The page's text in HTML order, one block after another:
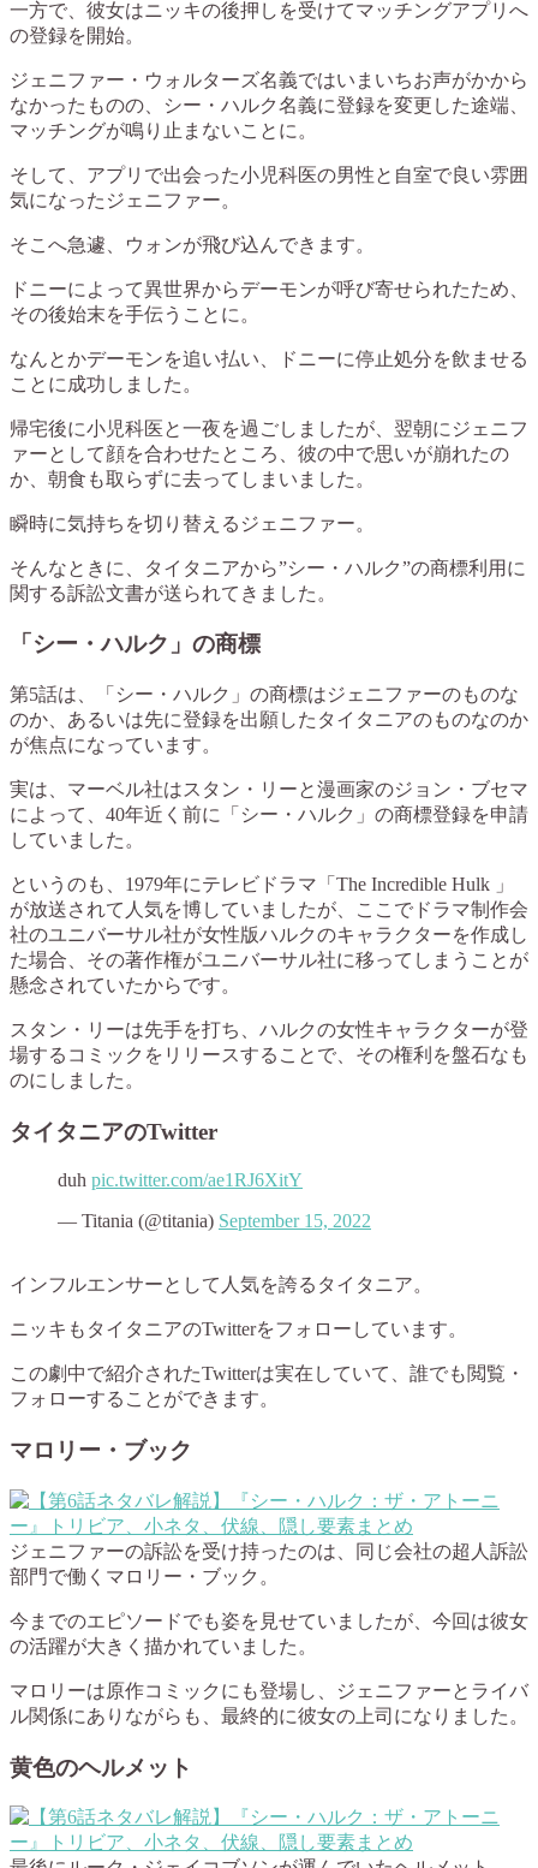
一方で、彼女はニッキの後押しを受けてマッチングアプリへ
の登録を開始。
ジェニファー・ウォルターズ名義ではいまいちお声がかから
なかったものの、シー・ハルク名義に登録を変更した途端、
マッチングが鳴り止まないことに。
そして、アプリで出会った小児科医の男性と自室で良い雰囲
気になったジェニファー。
そこへ急遽、ウォンが飛び込んできます。
ドニーによって異世界からデーモンが呼び寄せられたため、
その後始末を手伝うことに。
なんとかデーモンを追い払い、ドニーに停止処分を飲ませる
ことに成功しました。
帰宅後に小児科医と一夜を過ごしましたが、翌朝にジェニフ
ァーとして顔を合わせたところ、彼の中で思いが崩れたの
か、朝食も取らずに去ってしまいました。
瞬時に気持ちを切り替えるジェニファー。
そんなときに、タイタニアから”シー・ハルク”の商標利用に
関する訴訟文書が送られてきました。
「シー・ハルク」の商標
第5話は、「シー・ハルク」の商標はジェニファーのものな
のか、あるいは先に登録を出願したタイタニアのものなのか
が焦点になっています。
実は、マーベル社はスタン・リーと漫画家のジョン・ブセマ
によって、40年近く前に「シー・ハルク」の商標登録を申請
していました。
というのも、1979年にテレビドラマ「The Incredible Hulk 」
が放送されて人気を博していましたが、ここでドラマ制作会
社のユニバーサル社が女性版ハルクのキャラクターを作成し
た場合、その著作権がユニバーサル社に移ってしまうことが
懸念されていたからです。
スタン・リーは先手を打ち、ハルクの女性キャラクターが登
場するコミックをリリースすることで、その権利を盤石なも
のにしました。
タイタニアのTwitter
duh pic.twitter.com/ae1RJ6XitY
— Titania (@titania) September 15, 2022
インフルエンサーとして人気を誇るタイタニア。
ニッキもタイタニアのTwitterをフォローしています。
この劇中で紹介されたTwitterは実在していて、誰でも閲覧・
フォローすることができます。
マロリー・ブック
ジェニファーの訴訟を受け持ったのは、同じ会社の超人訴訟
部門で働くマロリー・ブック。
今までのエピソードでも姿を見せていましたが、今回は彼女
の活躍が大きく描かれていました。
マロリーは原作コミックにも登場し、ジェニファーとライバ
ル関係にありながらも、最終的に彼女の上司になりました。
黄色のヘルメット